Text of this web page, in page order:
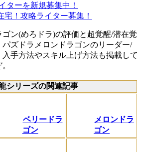
ターを新規募集中！
宅！攻略ライター募集！
ン(めろドラ)の評価と超覚醒/潜在覚
ズドラメロンドラゴンのリーダー/
手方法やスキル上げ方法も掲載して
シリーズの関連記事
ベリードラ
ゴン
メロンドラ
ゴン